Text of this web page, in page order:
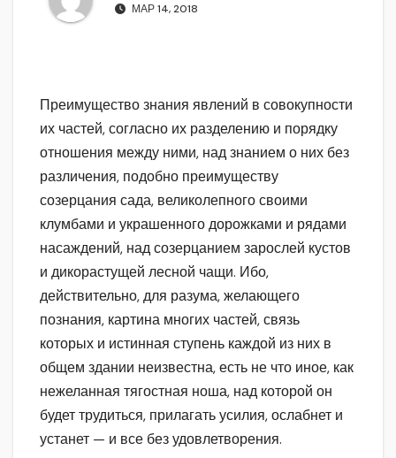
МАР 14, 2018
Преимущество знания явлений в совокупности
их частей, согласно их разделению и порядку
отношения между ними, над знанием о них без
различения, подобно преимуществу
созерцания сада, великолепного своими
клумбами и украшенного дорожками и рядами
насаждений, над созерцанием зарослей кустов
и дикорастущей лесной чащи. Ибо,
действительно, для разума, желающего
познания, картина многих частей, связь
которых и истинная ступень каждой из них в
общем здании неизвестна, есть не что иное, как
нежеланная тягостная ноша, над которой он
будет трудиться, прилагать усилия, ослабнет и
устанет — и все без удовлетворения.